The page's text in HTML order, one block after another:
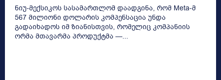
ნიუ-მექსიკოს სასამართლომ დაადგინა, რომ Meta-მ
567 მილიონი დოლარის კომპენსაცია უნდა
გადაიხადოს იმ ზიანისთვის, რომელიც კომპანიის
ორმა მთავარმა პროდუქტმა —...